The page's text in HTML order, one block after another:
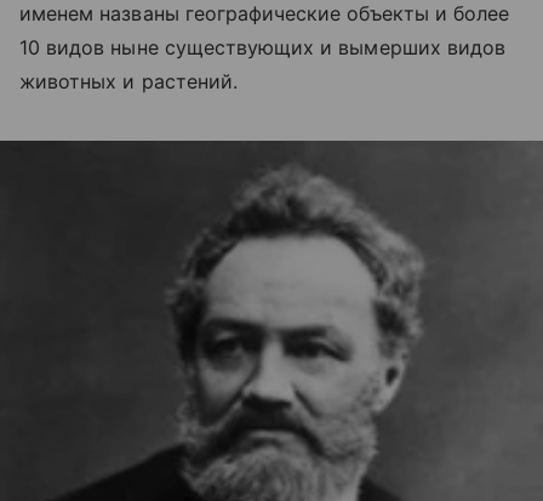
именем названы географические объекты и более
10 видов ныне существующих и вымерших видов
животных и растений.